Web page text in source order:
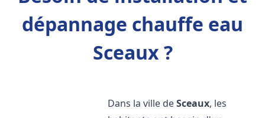
dépannage chauffe eau
Sceaux ?
Dans la ville deSceaux, les